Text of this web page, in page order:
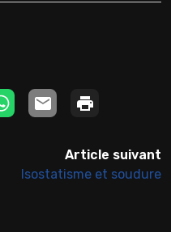
Article suivant
Isostatisme et soudure